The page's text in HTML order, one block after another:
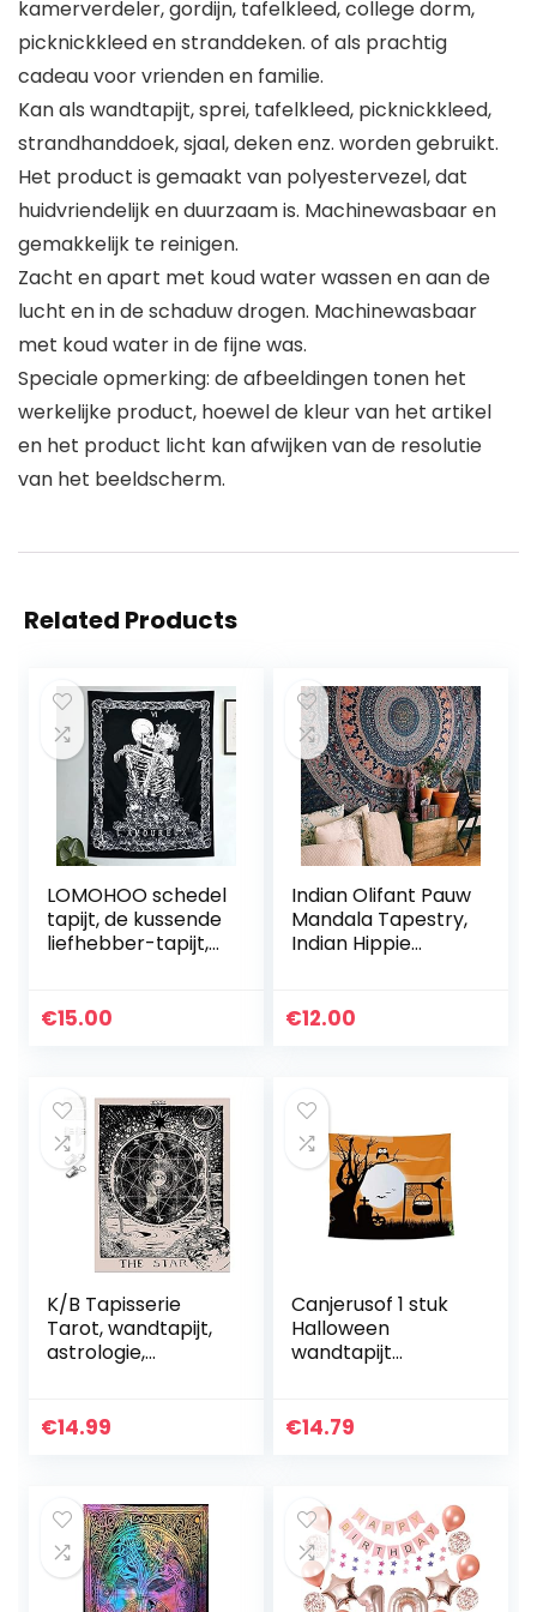
kamerverdeler, gordijn, tafelkleed, college dorm,
picknickkleed en stranddeken. of als prachtig
cadeau voor vrienden en familie.
Kan als wandtapijt, sprei, tafelkleed, picknickkleed,
strandhanddoek, sjaal, deken enz. worden gebruikt.
Het product is gemaakt van polyestervezel, dat
huidvriendelijk en duurzaam is. Machinewasbaar en
gemakkelijk te reinigen.
Zacht en apart met koud water wassen en aan de
lucht en in de schaduw drogen. Machinewasbaar
met koud water in de fijne was.
Speciale opmerking: de afbeeldingen tonen het
werkelijke product, hoewel de kleur van het artikel
en het product licht kan afwijken van de resolutie
van het beeldscherm.
Related Products
LOMOHOO schedel
tapijt, de kussende
liefhebber-tapijt,
krans, decoratie
€15.00
Indian Olifant Pauw
Mandala Tapestry,
Indian Hippie
Boheemse Muur
€12.00
K/B Tapisserie
Tarot, wandtapijt,
astrologie,
wandtapijt,
€14.99
Canjerusof 1 stuk
Halloween
wandtapijt
wandkleed voor
decoratie 60…
€14.79